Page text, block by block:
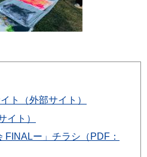
ト（外部サイト）
イト）
FINALー」チラシ（PDF：